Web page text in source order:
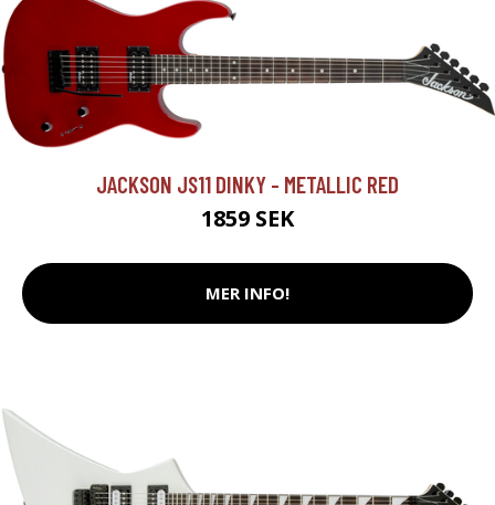
JACKSON JS11 DINKY - METALLIC RED
1859 SEK
MER INFO!